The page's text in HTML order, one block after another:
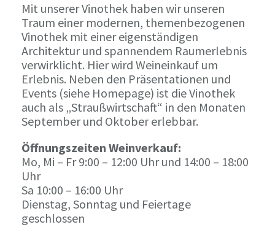
Mit unserer Vinothek haben wir unseren
Traum einer modernen, themenbezogenen
Vinothek mit einer eigenständigen
Architektur und spannendem Raumerlebnis
verwirklicht. Hier wird Weineinkauf um
Erlebnis. Neben den Präsentationen und
Events (siehe Homepage) ist die Vinothek
auch als „Straußwirtschaft“ in den Monaten
September und Oktober erlebbar.
Öffnungszeiten Weinverkauf:
Mo, Mi – Fr 9:00 – 12:00 Uhr und 14:00 – 18:00
Uhr
Sa 10:00 – 16:00 Uhr
Dienstag, Sonntag und Feiertage
geschlossen